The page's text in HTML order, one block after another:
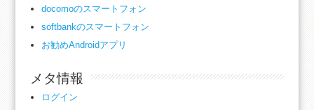
docomoのスマートフォン
softbankのスマートフォン
お勧めAndroidアプリ
メタ情報
ログイン